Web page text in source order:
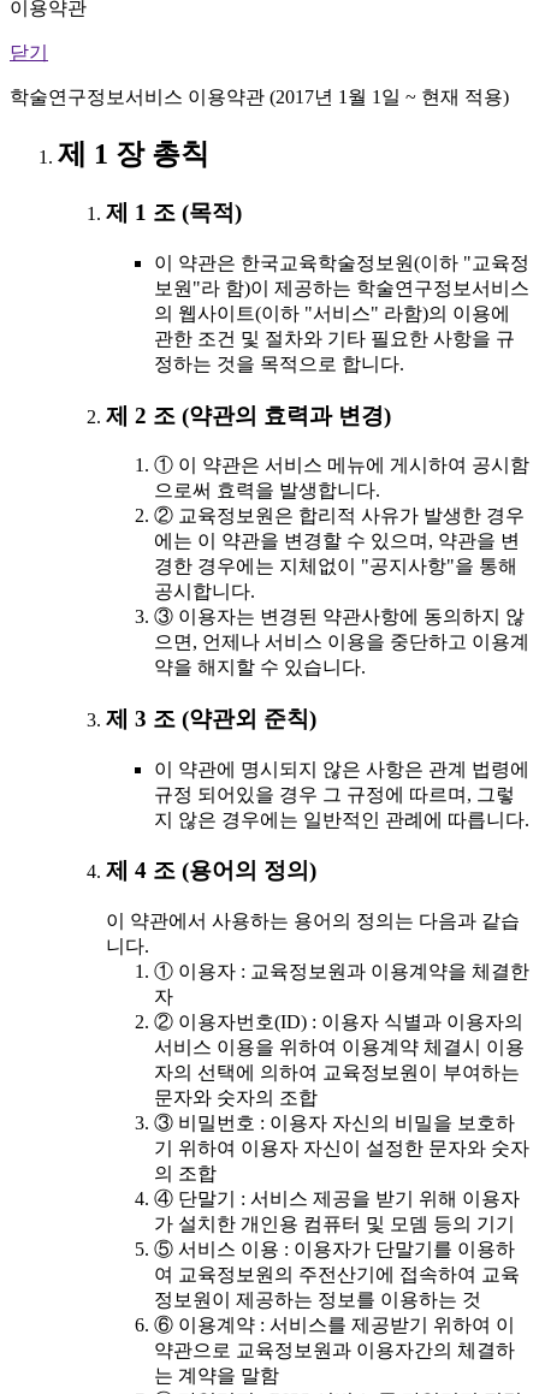
이용약관
닫기
학술연구정보서비스 이용약관 (2017년 1월 1일 ~ 현재 적용)
제 1 장 총칙
제 1 조 (목적)
이 약관은 한국교육학술정보원(이하 "교육정
보원"라 함)이 제공하는 학술연구정보서비스
의 웹사이트(이하 "서비스" 라함)의 이용에
관한 조건 및 절차와 기타 필요한 사항을 규
정하는 것을 목적으로 합니다.
제 2 조 (약관의 효력과 변경)
① 이 약관은 서비스 메뉴에 게시하여 공시함
으로써 효력을 발생합니다.
② 교육정보원은 합리적 사유가 발생한 경우
에는 이 약관을 변경할 수 있으며, 약관을 변
경한 경우에는 지체없이 "공지사항"을 통해
공시합니다.
③ 이용자는 변경된 약관사항에 동의하지 않
으면, 언제나 서비스 이용을 중단하고 이용계
약을 해지할 수 있습니다.
제 3 조 (약관외 준칙)
이 약관에 명시되지 않은 사항은 관계 법령에
규정 되어있을 경우 그 규정에 따르며, 그렇
지 않은 경우에는 일반적인 관례에 따릅니다.
제 4 조 (용어의 정의)
이 약관에서 사용하는 용어의 정의는 다음과 같습
니다.
① 이용자 : 교육정보원과 이용계약을 체결한
자
② 이용자번호(ID) : 이용자 식별과 이용자의
서비스 이용을 위하여 이용계약 체결시 이용
자의 선택에 의하여 교육정보원이 부여하는
문자와 숫자의 조합
③ 비밀번호 : 이용자 자신의 비밀을 보호하
기 위하여 이용자 자신이 설정한 문자와 숫자
의 조합
④ 단말기 : 서비스 제공을 받기 위해 이용자
가 설치한 개인용 컴퓨터 및 모뎀 등의 기기
⑤ 서비스 이용 : 이용자가 단말기를 이용하
여 교육정보원의 주전산기에 접속하여 교육
정보원이 제공하는 정보를 이용하는 것
⑥ 이용계약 : 서비스를 제공받기 위하여 이
약관으로 교육정보원과 이용자간의 체결하
는 계약을 말함